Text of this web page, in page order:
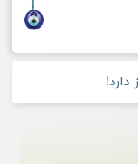
دارد!